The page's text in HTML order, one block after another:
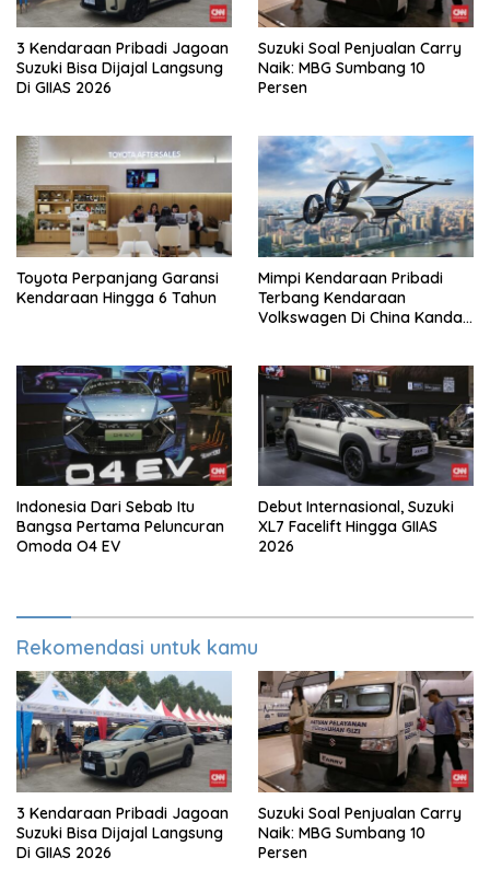
3 Kendaraan Pribadi Jagoan
Suzuki Bisa Dijajal Langsung
Di GIIAS 2026
Suzuki Soal Penjualan Carry
Naik: MBG Sumbang 10
Persen
Toyota Perpanjang Garansi
Kendaraan Hingga 6 Tahun
Mimpi Kendaraan Pribadi
Terbang Kendaraan
Volkswagen Di China Kandas
Indonesia Dari Sebab Itu
Bangsa Pertama Peluncuran
Omoda O4 EV
Debut Internasional, Suzuki
XL7 Facelift Hingga GIIAS
2026
Rekomendasi untuk kamu
3 Kendaraan Pribadi Jagoan
Suzuki Bisa Dijajal Langsung
Di GIIAS 2026
Suzuki Soal Penjualan Carry
Naik: MBG Sumbang 10
Persen